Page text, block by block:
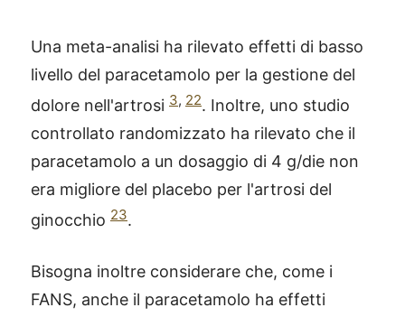
Una meta-analisi ha rilevato effetti di basso
livello del paracetamolo per la gestione del
dolore nell'artrosi 3, 22. Inoltre, uno studio
controllato randomizzato ha rilevato che il
paracetamolo a un dosaggio di 4 g/die non
era migliore del placebo per l'artrosi del
ginocchio 23.
Bisogna inoltre considerare che, come i
FANS, anche il paracetamolo ha effetti